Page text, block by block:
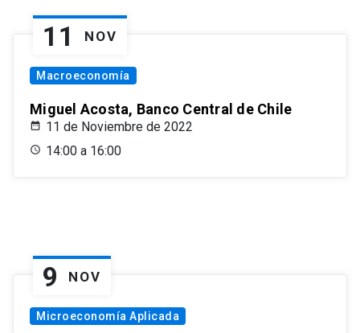
11 NOV
Macroeconomía
Miguel Acosta, Banco Central de Chile
11 de Noviembre de 2022
14:00 a 16:00
9 NOV
Microeconomía Aplicada